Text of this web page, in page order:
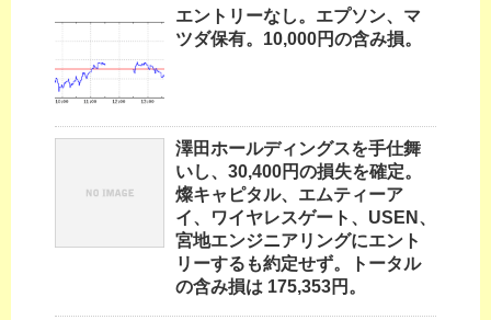
エントリーなし。エプソン、マ
ツダ保有。10,000円の含み損。
澤田ホールディングスを手仕舞
いし、30,400円の損失を確定。
燦キャピタル、エムティーア
イ、ワイヤレスゲート、USEN、
宮地エンジニアリングにエント
リーするも約定せず。トータル
の含み損は 175,353円。